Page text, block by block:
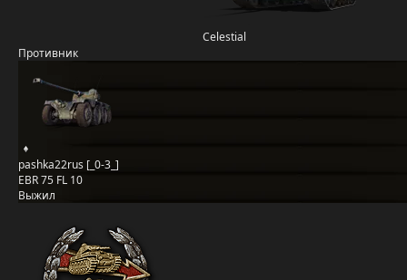
Celestial
Противник
pashka22rus [_0-3_]
EBR 75 FL 10
Выжил